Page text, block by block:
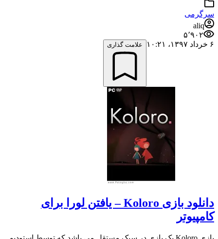
سرگرمی
aliq
۵٬۹۰۲
۶ خرداد ۱۳۹۷،‏ ۱۰:۲۱
علامت گذاری
دانلود بازی Koloro – یافتن لورا برای
کامپیوتر